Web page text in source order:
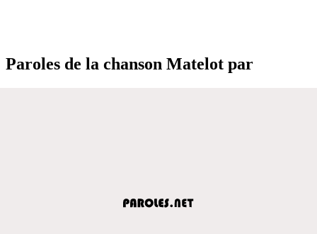
Paroles de la chanson Matelot par